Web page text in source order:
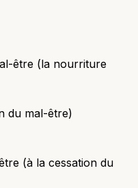
être (la nourriture
du mal-être)
(à la cessation du